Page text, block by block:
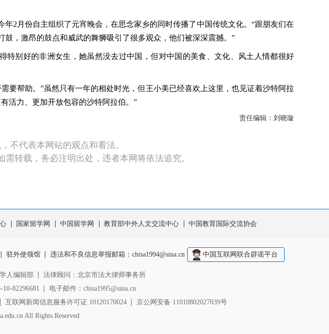
月份自主组织了元宵晚会，在思念家乡的同时传播了中国传统文化。“跟朋友们在
，激昂的鼓点和威武的舞狮吸引了很多观众，他们被深深震撼。”
别好的非洲女生，她虽然没去过中国，但对中国的美食、文化、风土人情都很好
帮助。”虽然只有一年的相处时光，但王小美已经喜欢上这里，也见证着沙特阿拉
活力、更加开放包容的沙特阿拉伯。”
责任编辑：刘晓璇
不代表本网站的观点和看法。
转载，务必注明出处，违者本网将依法追究。
国家留学网 中国留学网 教育部中外人文交流中心 中国教育国际交流协会
驻外使领馆 违法和不良信息举报邮箱： chisa1994@sina.cn 中国互联网联合辟谣平台
人编辑部
法律顾问：北京市法大律师事务所
82296681
电子邮件：chisa1995@sina.cn
互联网新闻信息服务许可证 10120170024
京公网安备 11010802027039号
All Rights Reserved